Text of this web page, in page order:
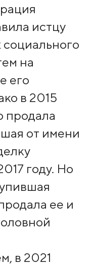
истцу
социального
на
его
в 2015
продала
от имени
году. Но
ее и
в 2021